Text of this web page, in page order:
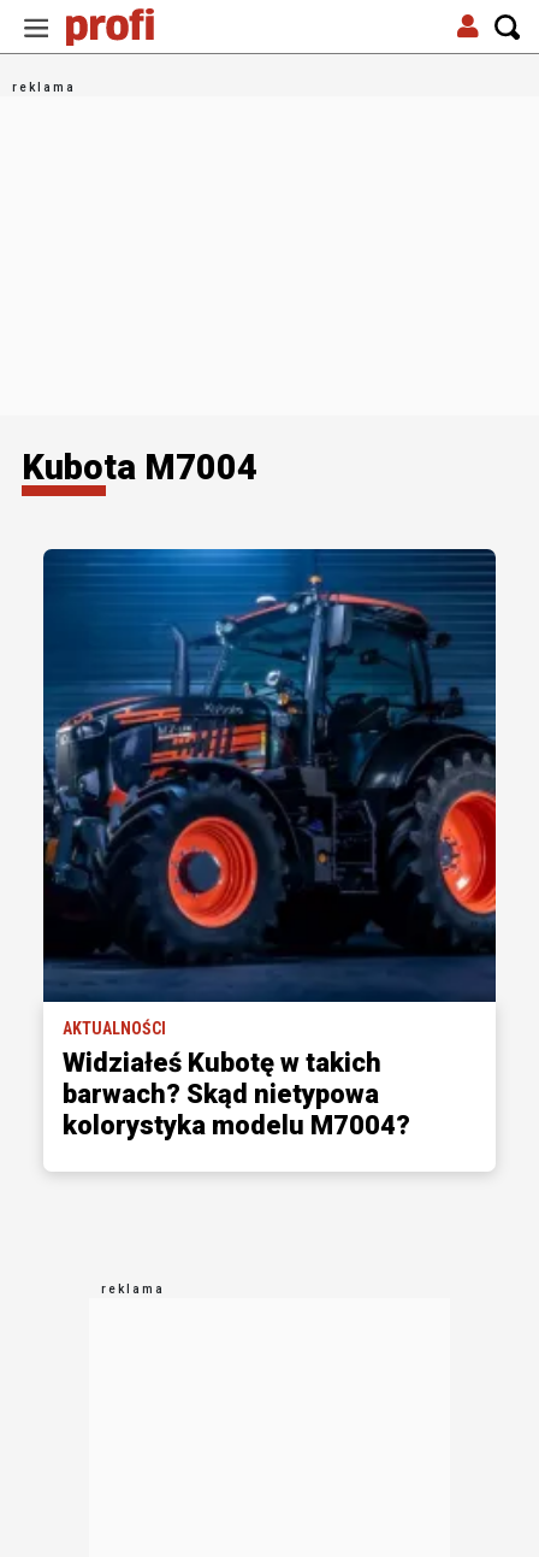
Kubota M7004
AKTUALNOŚCI
Widziałeś Kubotę w takich
barwach? Skąd nietypowa
kolorystyka modelu M7004?